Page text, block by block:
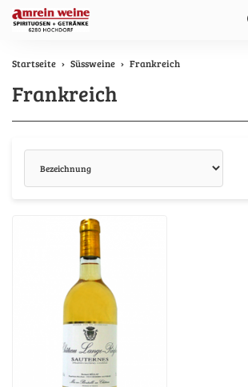
Startseite Süssweine Frankreich
Frankreich